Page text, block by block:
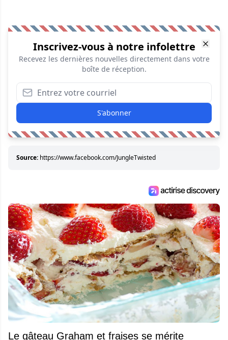
Inscrivez-vous à notre infolettre
Recevez les dernières nouvelles directement dans votre
boîte de réception.
S'abonner
Source: https://www.facebook.com/JungleTwisted
Le gâteau Graham et fraises se mérite